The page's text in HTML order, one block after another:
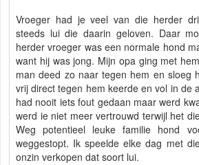
Vroeger had je veel van die herder
steeds lui die daarin geloven. Daar
herder vroeger was een normale hond
want hij was jong. Mijn opa ging met
man deed zo naar tegen hem en sloeg
vrij direct tegen hem keerde en vol in de
had nooit iets fout gedaan maar werd
werd ie niet meer vertrouwd terwijl het
Weg potentieel leuke familie hond
weggestopt. Ik speelde elke dag met
onzin verkopen dat soort lui.